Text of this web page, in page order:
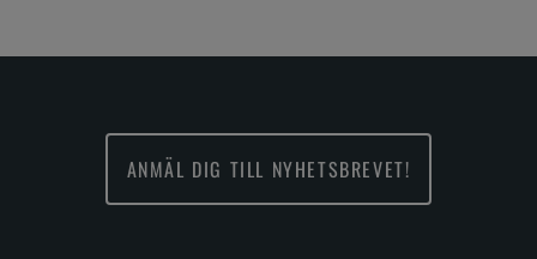
ANMÄL DIG TILL NYHETSBREVET!